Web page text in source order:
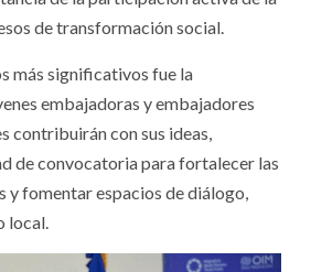
de transformación social.
más significativos fue la
embajadoras y embajadores
contribuirán con sus ideas,
de convocatoria para fortalecer las
y fomentar espacios de diálogo,
local.